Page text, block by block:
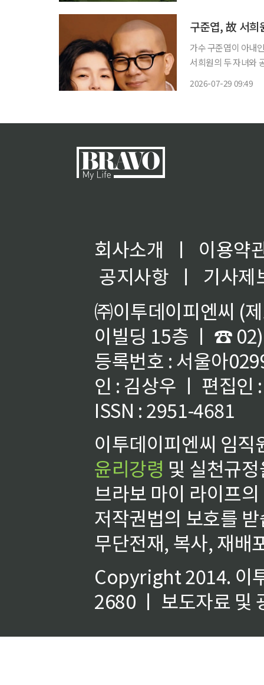
구준엽, 故 서
가수 구준엽이 아내
서희원의 두 자녀와 공동 상속했다. 29일 이핑뉴스,
2026-07-29 09:49
회사소개 ㅣ
이용약
공지사항
ㅣ
기사제
㈜이투데이피엔씨 (
이빌딩 15층 ㅣ ☎
등록번호 : 서울아
인 : 김상우 ㅣ 편집인
ISSN : 2951-4681
이투데이피엔씨 임
윤리강령 및 실천규
브라보 마이 라이프
저작권법의 보호를
무단전재, 복사, 재배
Copyright 2014. 이
2680 ㅣ 보도자료